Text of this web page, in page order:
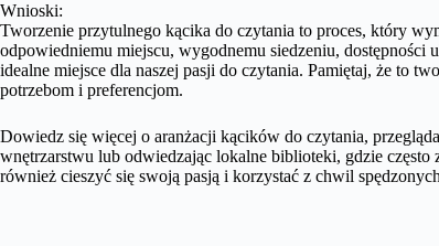
Wnioski:
Tworzenie przytulnego kącika do czytania to proces, który
odpowiedniemu miejscu, wygodnemu siedzeniu,
idealne miejsce dla naszej pasji do czytania. Pamiętaj, że to
potrzebom i preferencjom.
Dowiedz się więcej o aranżacji kącików do czytania,
wnętrzarstwu lub odwiedzając lokalne biblioteki, gdzie
również cieszyć się swoją pasją i korzystać z chwil